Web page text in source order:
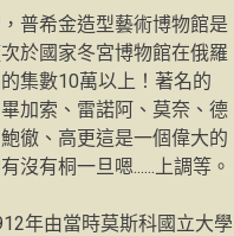
普希金造型藝術博物館是
於國家冬宮博物館在俄羅
集數10萬以上！著名的
加索、雷諾阿、莫奈、德
徹、高更這是一個偉大的
沒有桐一旦嗯......上調等。
年由當時莫斯科國立大學